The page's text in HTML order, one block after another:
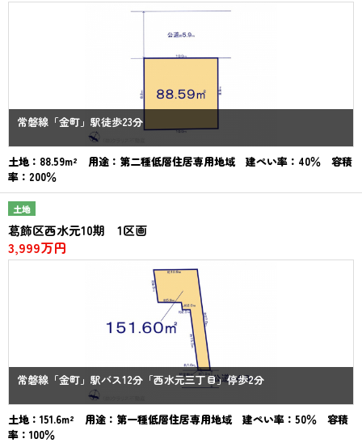
常磐線「金町」駅徒歩23分
土地：88.59m² 用途：第二種低層住居専用地域 建ぺい率：40％ 容積
率：200％
土地
葛飾区西水元10期 1区画
3,999万円
常磐線「金町」駅バス12分「西水元三丁目」停歩2分
土地：151.6m² 用途：第一種低層住居専用地域 建ぺい率：50％ 容積
率：100％